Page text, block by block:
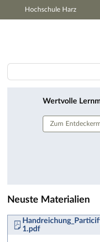
Hochschule Harz
Lernmaterialien
Wertvolle
Zum
Neuste Materialien
1.pdf